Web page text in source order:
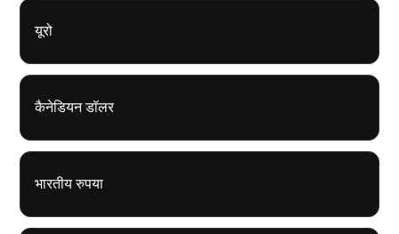
यूरो
कैनेडियन डॉलर
भारतीय रुपया